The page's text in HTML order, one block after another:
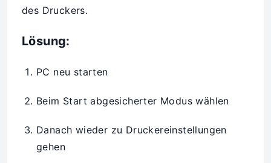
des Druckers.
Lösung:
PC neu starten
Beim Start abgesicherter Modus wählen
Danach wieder zu Druckereinstellungen
gehen